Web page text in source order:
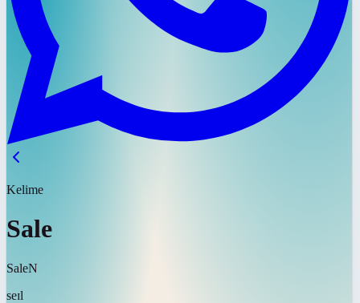
Kelime
Sale
SaleN
seɪl